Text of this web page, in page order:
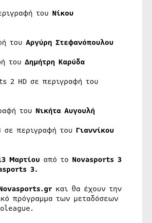
του Νίκου
του Αργύρη Στεφανόπουλου
του Δημήτρη Καρύδα
2 HD σε περιγραφή του
του Νικήτα Αυγουλή
περιγραφή του Γιαννίκου
Μαρτίου από το Novasports 3
3.
και θα έχουν την
πρόγραμμα των μεταδόσεων